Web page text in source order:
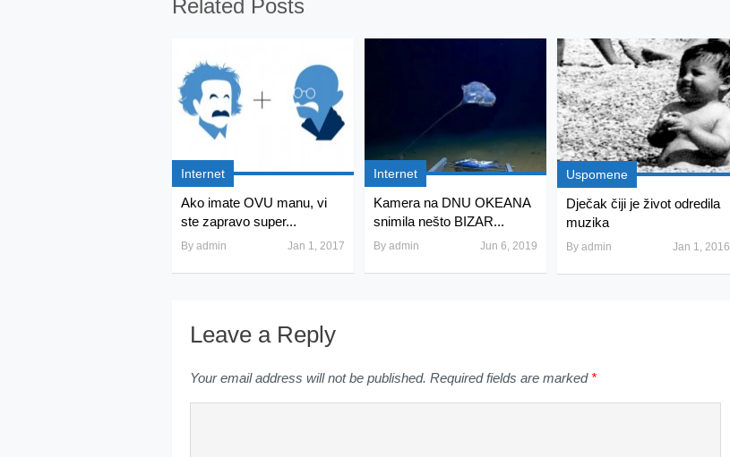
Related Posts
Internet
Ako imate OVU manu, vi
ste zapravo super...
By admin Jan 1, 2017
Internet
Kamera na DNU OKEANA
snimila nešto BIZAR...
By admin Jun 6, 2019
Uspomene
Dječak čiji je život odredila
muzika
By admin Jan 1, 2016
Leave a Reply
Your email address will not be published. Required fields are marked *